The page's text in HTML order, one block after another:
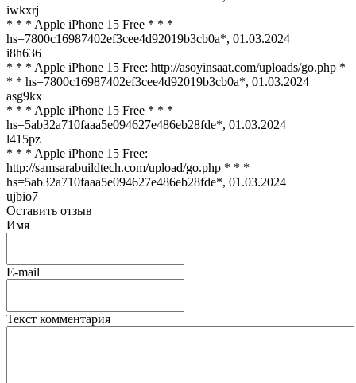
iwkxrj
* * * Apple iPhone 15 Free * * *
hs=7800c16987402ef3cee4d92019b3cb0a*, 01.03.2024
i8h636
* * * Apple iPhone 15 Free: http://asoyinsaat.com/uploads/go.php *
* * hs=7800c16987402ef3cee4d92019b3cb0a*, 01.03.2024
asg9kx
* * * Apple iPhone 15 Free * * *
hs=5ab32a710faaa5e094627e486eb28fde*, 01.03.2024
l415pz
* * * Apple iPhone 15 Free:
http://samsarabuildtech.com/upload/go.php * * *
hs=5ab32a710faaa5e094627e486eb28fde*, 01.03.2024
ujbio7
Оставить отзыв
Имя
E-mail
Текст комментария